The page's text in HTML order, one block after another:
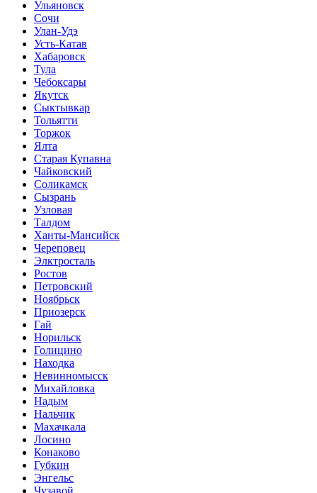
Ульяновск
Сочи
Улан-Удэ
Усть-Катав
Хабаровск
Тула
Чебоксары
Якутск
Сыктывкар
Тольятти
Торжок
Ялта
Старая Купавна
Чайковский
Соликамск
Сызрань
Узловая
Талдом
Ханты-Мансийск
Череповец
Элктросталь
Ростов
Петровский
Ноябрьск
Приозерск
Гай
Норильск
Голицино
Находка
Невинномысск
Михайловка
Надым
Нальчик
Махачкала
Лосино
Конаково
Губкин
Энгельс
Чузавой